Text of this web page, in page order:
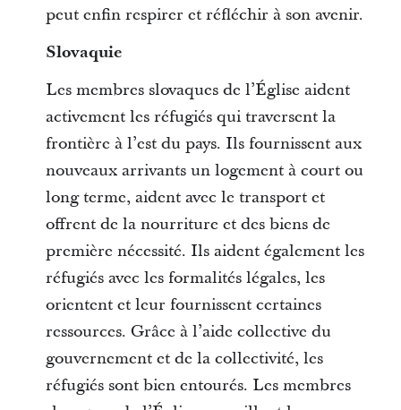
peut enfin respirer et réfléchir à son avenir.
Slovaquie
Les membres slovaques de l’Église aident
activement les réfugiés qui traversent la
frontière à l’est du pays. Ils fournissent aux
nouveaux arrivants un logement à court ou
long terme, aident avec le transport et
offrent de la nourriture et des biens de
première nécessité. Ils aident également les
réfugiés avec les formalités légales, les
orientent et leur fournissent certaines
ressources. Grâce à l’aide collective du
gouvernement et de la collectivité, les
réfugiés sont bien entourés. Les membres